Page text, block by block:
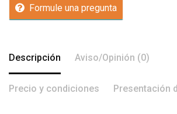
Formule una pregunta
Descripción Aviso/Opinión (0)
Precio y condiciones Presentación